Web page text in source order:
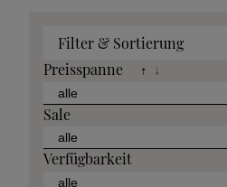
Filter & Sortierung
Preisspanne
↑ ↓
Sale
Verfügbarkeit